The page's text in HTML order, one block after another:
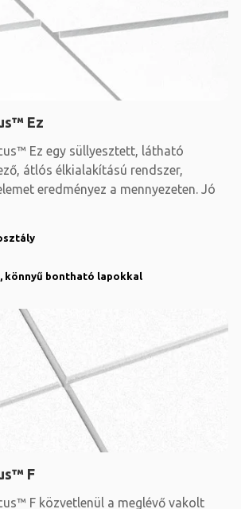
Ez
Ez egy süllyesztett, látható
átlós élkialakítású rendszer,
eredményez a mennyezeten. Jó
könnyű bontható lapokkal
F
F közvetlenül a meglévő vakolt